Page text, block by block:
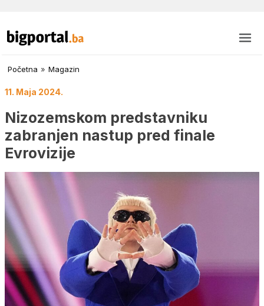
Početna » Magazin
11. Maja 2024.
Nizozemskom predstavniku
zabranjen nastup pred finale
Evrovizije